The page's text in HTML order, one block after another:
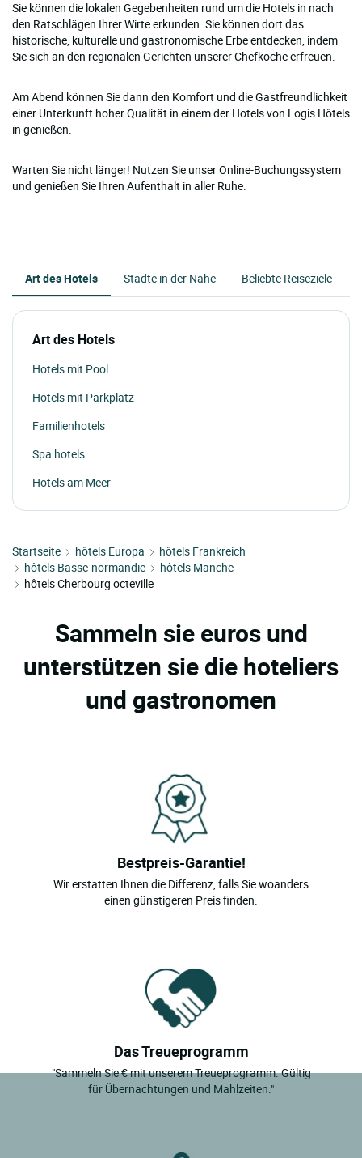
Sie können die lokalen Gegebenheiten rund um die Hotels in nach
den Ratschlägen Ihrer Wirte erkunden. Sie können dort das
historische, kulturelle und gastronomische Erbe entdecken, indem
Sie sich an den regionalen Gerichten unserer Chefköche erfreuen.
Am Abend können Sie dann den Komfort und die Gastfreundlichkeit
einer Unterkunft hoher Qualität in einem der Hotels von Logis Hôtels
in genießen.
Warten Sie nicht länger! Nutzen Sie unser Online-Buchungssystem
und genießen Sie Ihren Aufenthalt in aller Ruhe.
Art des Hotels Städte in der Nähe Beliebte Reiseziele
Art des Hotels
Hotels mit Pool
Hotels mit Parkplatz
Familienhotels
Spa hotels
Hotels am Meer
Startseite hôtels Europa
hôtels Frankreich
hôtels Basse-normandie
hôtels Manche
hôtels Cherbourg octeville
Sammeln sie euros und
unterstützen sie die hoteliers
und gastronomen
Bestpreis-Garantie!
Wir erstatten Ihnen die Differenz, falls Sie woanders
einen günstigeren Preis finden.
Das Treueprogramm
"Sammeln Sie € mit unserem Treueprogramm. Gültig
für Übernachtungen und Mahlzeiten."